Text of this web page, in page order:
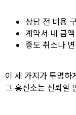
상담 전 비용
계약서 내 금
중도 취소나
이 세 가지가 투명하
그 흥신소는 신뢰할